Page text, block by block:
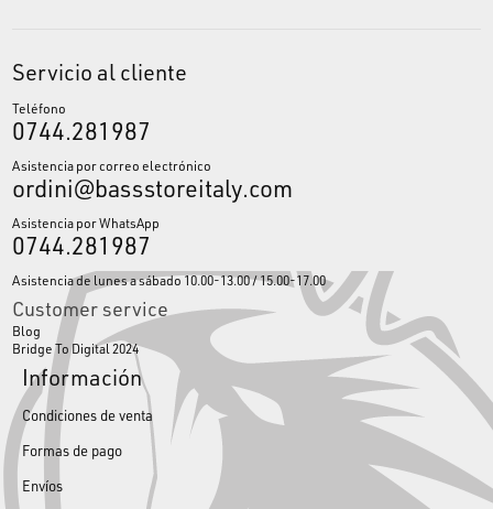
Servicio al cliente
Teléfono
0744.281987
Asistencia por correo electrónico
ordini@bassstoreitaly.com
Asistencia por WhatsApp
0744.281987
Asistencia de lunes a sábado 10.00-13.00 / 15.00-17.00
Customer service
Blog
Bridge To Digital 2024
Información
Condiciones de venta
Formas de pago
Envíos